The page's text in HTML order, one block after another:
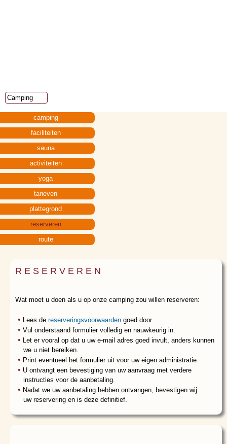
Hoofdmenu
camping
faciliteiten
sauna
activiteiten
yoga
tarieven
plattegrond
reserveren
route
RESERVEREN
Wat moet u doen als u op onze camping zou willen reserveren:
Lees dereserveringsvoorwaardengoed door.
Vul onderstaand formulier volledig en nauwkeurig in.
Let er vooral op dat u uw e-mail adres goed invult, anders kunnen
we u niet bereiken.
Print eventueel het formulier uit voor uw eigen administratie.
U ontvangt een bevestiging van uw aanvraag met verdere
instructies voor de aanbetaling.
Nadat we uw aanbetaling hebben ontvangen, bevestigen wij
uw reservering en is deze definitief.